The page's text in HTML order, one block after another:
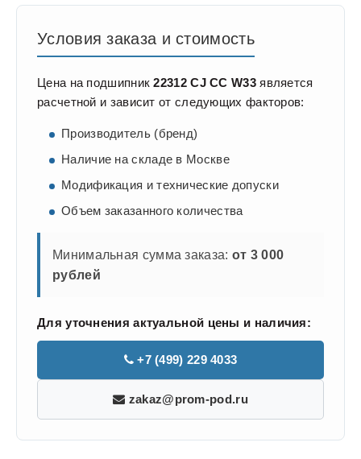
Условия заказа и стоимость
Цена на подшипник22312 CJ CC W33является
расчетной и зависит от следующих факторов:
Производитель (бренд)
Наличие на складе в Москве
Модификация и технические допуски
Объем заказанного количества
Минимальная сумма заказа: от 3 000
рублей
Для уточнения актуальной цены и наличия:
+7 (499) 229 4033
zakaz@prom-pod.ru